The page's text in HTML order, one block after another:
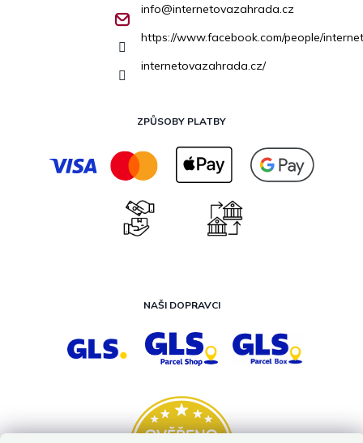
info@internetovazahrada.cz
https://www.facebook.com/people/
internetovazahrada.cz/
ZPŮSOBY PLATBY
NAŠI DOPRAVCI